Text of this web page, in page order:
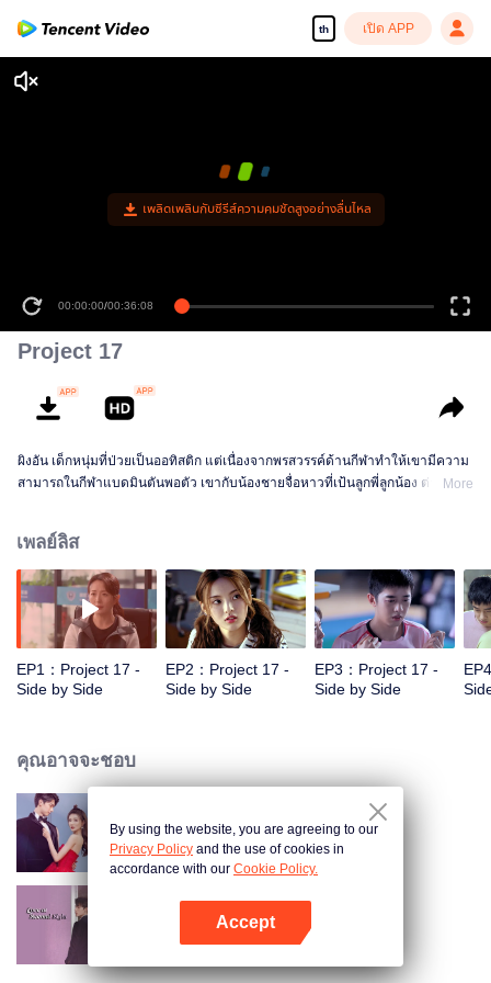
th เปิด APP
เพลิดเพลินกับซีรีส์ความคมชัดสูงอย่างลื่นไหล
00:00:00/00:36:08
Project 17
ผิงอัน เด็กหนุ่มที่ป่วยเป็นออทิสติก แต่เนื่องจากพรสวรรค์ด้านกีฬาทำให้เขามีความ
สามารถในกีฬาแบดมินตันพอตัว เขากับน้องชายจื่อหาวที่เป้นลูกพี่ลูกน้อง ต่าง
จื่อหาว แต่ทว่าเส้นทางแห่งการเติบโตนั้น มักไม่ได้ราบรื่นเสมอไป เมื่อ2พี่น้อง
นักกีฬาต้องเจอกับอุปสรรคบางอย่างที่ต้องเลือกว่าจะเดินต่อไปในทางไหน เมื่อ
เหตุการณ์บางอย่างของครอบครัวพวกเขาเกิดน้ำลดตอผุดขึ้นมา จึงทำให้เกิดความ
ขัดแย้งและการไถ่บาปขึ้น แต่สิ่งเหล่านี้จะเป็นแรงบันดาลใจและเติมพลังหัวใจให้
พวกเขาได้อย่างไร โปรดติดตาม....
More
เพลย์ลิส
EP1：Project 17 -
Side by Side
EP2：Project 17 -
Side by Side
EP3：Project 17 -
Side by Side
คุณอาจจะชอบ
ฉากรักวัยฝัน
รักอีกครั้งหัวใจก็ยังเป็นเธอ
By using the website, you are agreeing to our
Privacy Policy and the use of cookies in
accordance with our Cookie Policy.
Accept